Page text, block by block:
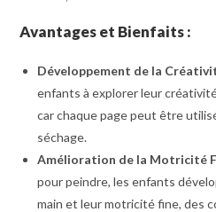
Avantages et Bienfaits :
Développement de la
enfants à explorer leur
car chaque page peut être
séchage.
Amélioration de la Motricité
pour peindre, les enfants
main et leur motricité fine, des